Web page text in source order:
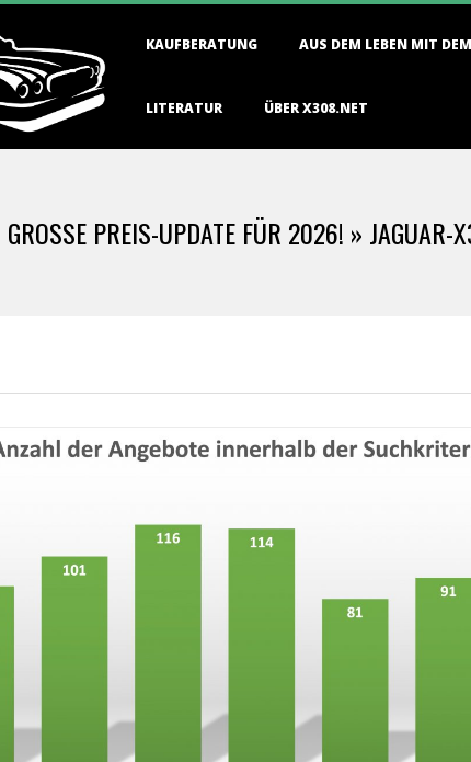
KAUFBERATUNG AUS DEM LEBEN MIT
LITERATUR ÜBER X308.NET
PREIS-UPDATE FÜR 2026! » JAGUAR-